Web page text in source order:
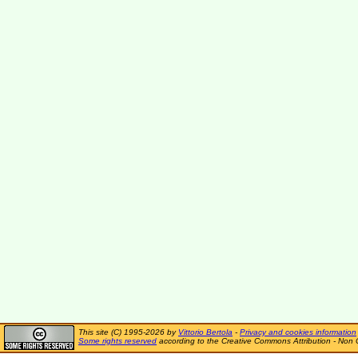
This site (C) 1995-2026 by Vittorio Bertola - Privacy and cookies information
Some rights reserved according to the Creative Commons Attribution - Non